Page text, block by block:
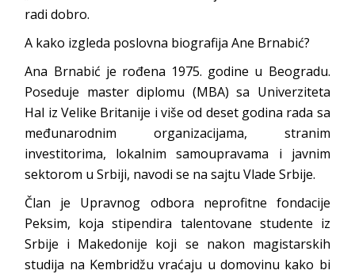
radi dobro.
A kako izgleda poslovna biografija Ane Brnabić?
Ana Brnabić je rođena 1975. godine u Beogradu.
Poseduje master diplomu (MBA) sa Univerziteta
Hal iz Velike Britanije i više od deset godina rada sa
međunarodnim organizacijama, stranim
investitorima, lokalnim samoupravama i javnim
sektorom u Srbiji, navodi se na sajtu Vlade Srbije.
Član je Upravnog odbora neprofitne fondacije
Peksim, koja stipendira talentovane studente iz
Srbije i Makedonije koji se nakon magistarskih
studija na Kembridžu vraćaju u domovinu kako bi